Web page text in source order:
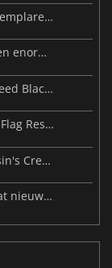
Black Flag Resynced verkoopt 2 miljoen exemplaren bij lancering
Assassin's Creed Black Flag Resynced is een enorme hit op Steam
Denuvo DRM bevestigd voor Assassin's Creed Black Flag Resynced
Dit verandert er in Assassin's Creed Black Flag Resynced volgens Ubisoft
Ubisoft onthult gameplay op zee in Assassin's Creed Black Flag Resynced
Assassin's Creed Black Flag Resynced bevat nieuwe gameplay-systemen